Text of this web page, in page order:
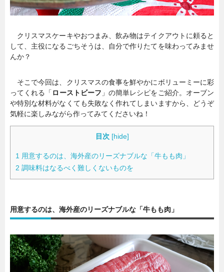
クリスマスケーキやおつまみ、飲み物はテイクアウトに頼ると
して、主役になるごちそうは、自分で作りたてを味わってみませ
んか？
そこで今回は、クリスマスの食事を鮮やかにボリューミーに彩
ってくれる「 ローストビーフ 」の簡単レシピをご紹介。オーブン
や特別な材料がなくても失敗なく作れてしまいますから、どうぞ
気軽に楽しみながら作ってみてくださいね！
目次 [hide]
1 用意するのは、海外産のリーズナブルな「牛もも肉」
2 調味料はなるべく難しくないものを
用意するのは、海外産のリーズナブルな「牛もも肉」